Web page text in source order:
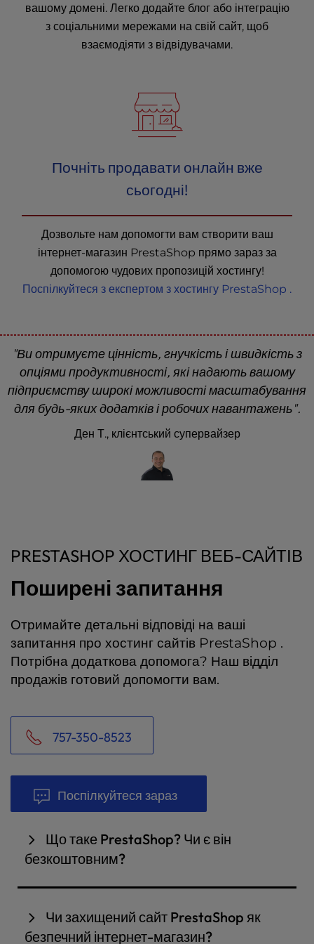
вашому домені. Легко додайте блог або інтеграцію
з соціальними мережами на свій сайт, щоб
взаємодіяти з відвідувачами.
Почніть продавати онлайн вже
сьогодні!
Дозвольте нам допомогти вам створити ваш
інтернет-магазин PrestaShop прямо зараз за
допомогою чудових пропозицій хостингу!
Поспілкуйтеся з експертом з хостингу PrestaShop .
"Ви отримуєте цінність, гнучкість і швидкість з
опціями продуктивності, які надають вашому
підприємству широкі можливості масштабування
для будь-яких додатків і робочих навантажень".
Ден Т., клієнтський супервайзер
PRESTASHOP ХОСТИНГ ВЕБ-САЙТІВ
Поширені запитання
Отримайте детальні відповіді на ваші
запитання про хостинг сайтів PrestaShop .
Потрібна додаткова допомога? Наш відділ
продажів готовий допомогти вам.
757-350-8523
Поспілкуйтеся зараз
Що таке PrestaShop? Чи є він
безкоштовним?
PrestaShop цехостинговерішення для
яке є абсолютно безкоштовним для кінцевих
Чи захищений сайт PrestaShop як
безпечний інтернет-магазин?